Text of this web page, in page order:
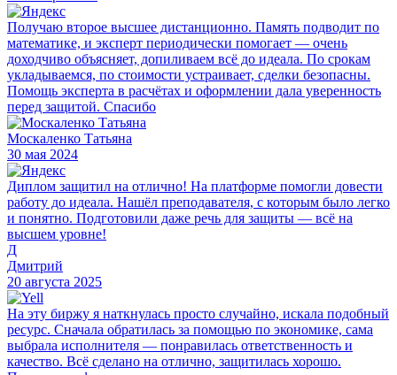
Получаю второе высшее дистанционно. Память подводит по
математике, и эксперт периодически помогает — очень
доходчиво объясняет, допиливаем всё до идеала. По срокам
укладываемся, по стоимости устраивает, сделки безопасны.
Помощь эксперта в расчётах и оформлении дала уверенность
перед защитой. Спасибо
Москаленко Татьяна
30 мая 2024
Диплом защитил на отлично! На платформе помогли довести
работу до идеала. Нашёл преподавателя, с которым было легко
и понятно. Подготовили даже речь для защиты — всё на
высшем уровне!
Д
Дмитрий
20 августа 2025
На эту биржу я наткнулась просто случайно, искала подобный
ресурс. Сначала обратилась за помощью по экономике, сама
выбрала исполнителя — понравилась ответственность и
качество. Всё сделано на отлично, защитилась хорошо.